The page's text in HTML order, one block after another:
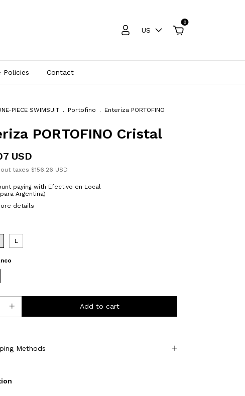
US
0
Policies Contact
PIECE SWIMSUIT . Portofino .
Enteriza PORTOFINO
PORTOFINO Cristal
USD
taxes $156.26 USD
paying with Efectivo en Local
Argentina)
details
L
Methods